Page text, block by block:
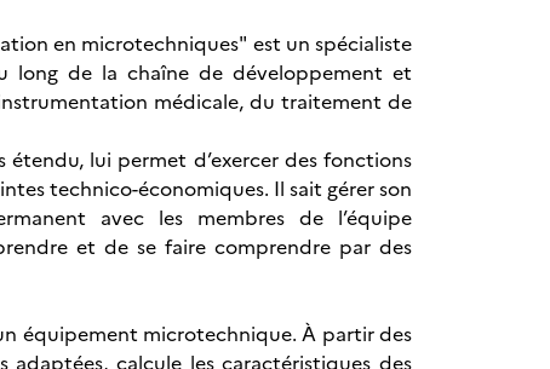
en microtechniques" est un spécialiste
long de la chaîne de développement et
médicale, du traitement de
lui permet d’exercer des fonctions
technico-économiques. Il sait gérer son
avec les membres de l’équipe
et de se faire comprendre par des
équipement microtechnique. À partir des
calcule les caractéristiques des